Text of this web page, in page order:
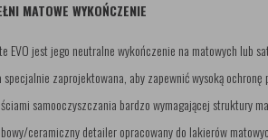
MATOWE WYKOŃCZENIE
EVO jest jego neutralne wykończenie na matowych lub
zaprojektowana, aby zapewnić wysoką
samooczyszczania bardzo wymagającej struktury
ceramiczny detailer opracowany do lakierów